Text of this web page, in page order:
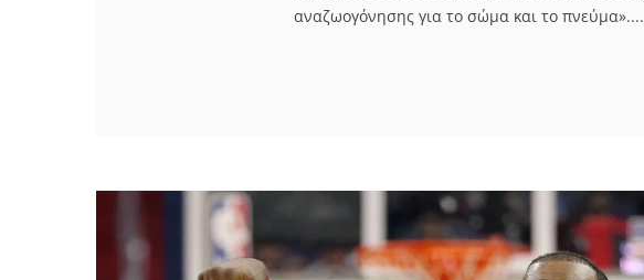
αναζωογόνησης για το σώμα και το πνεύμα»....